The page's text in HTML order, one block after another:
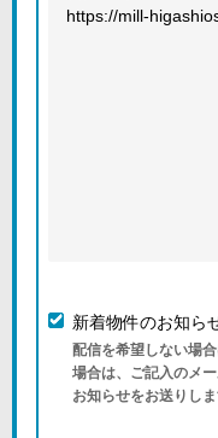
新着物件のお知ら
配信を希望しない場
場合は、ご記入のメ
お知らせをお送りし